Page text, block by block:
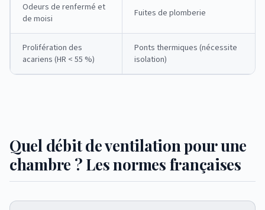
Odeurs de renfermé et
de moisi
Fuites de plomberie
Prolifération des
acariens (HR < 55 %)
Ponts thermiques (nécessite
isolation)
Quel débit de ventilation pour une
chambre ? Les normes françaises